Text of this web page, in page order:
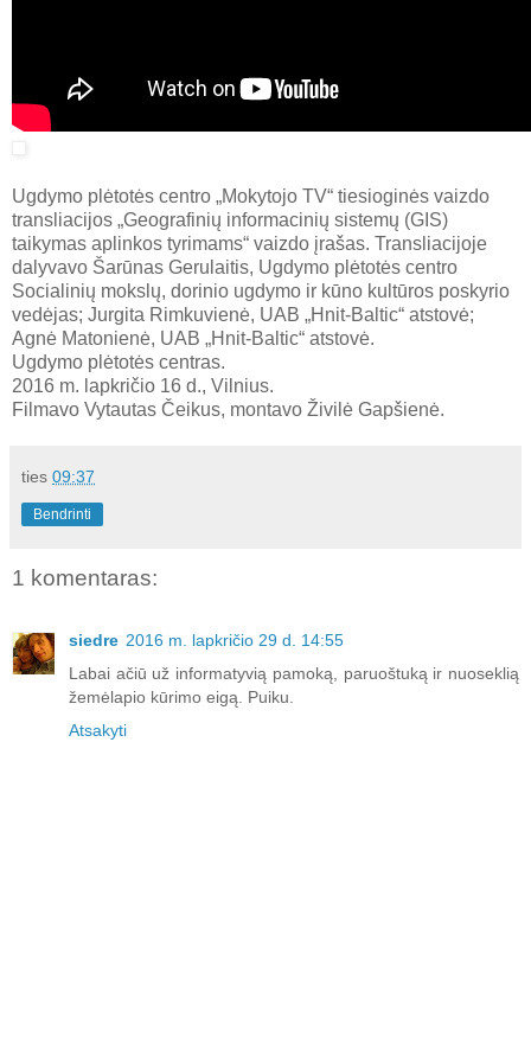
Ugdymo plėtotės centro „Mokytojo TV“ tiesioginės vaizdo
transliacijos „Geografinių informacinių sistemų (GIS)
taikymas aplinkos tyrimams“ vaizdo įrašas. Transliacijoje
dalyvavo Šarūnas Gerulaitis, Ugdymo plėtotės centro
Socialinių mokslų, dorinio ugdymo ir kūno kultūros poskyrio
vedėjas; Jurgita Rimkuvienė, UAB „Hnit-Baltic“ atstovė;
Agnė Matonienė, UAB „Hnit-Baltic“ atstovė.
Ugdymo plėtotės centras.
2016 m. lapkričio 16 d., Vilnius.
Filmavo Vytautas Čeikus, montavo Živilė Gapšienė.
ties 09:37
Bendrinti
1 komentaras:
siedre 2016 m. lapkričio 29 d. 14:55
Labai ačiū už informatyvią pamoką, paruoštuką ir nuoseklią
žemėlapio kūrimo eigą. Puiku.
Atsakyti